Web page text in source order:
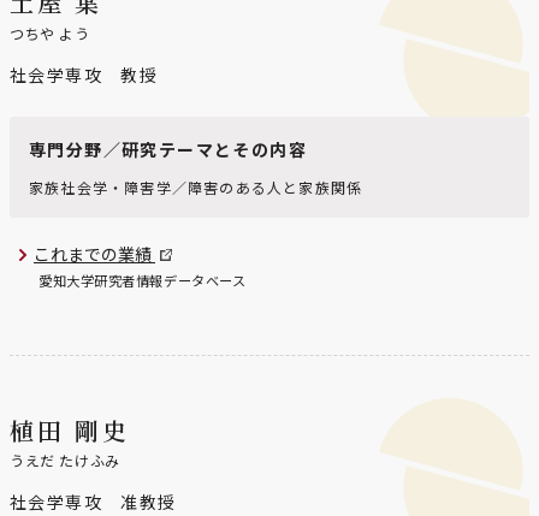
つちや よう
社会学専攻 教授
専門分野／研究テーマとその内容
家族社会学・障害学／障害のある人と家族関係
これまでの業績
愛知大学研究者情報データベース
植田 剛史
うえだ たけふみ
社会学専攻 准教授